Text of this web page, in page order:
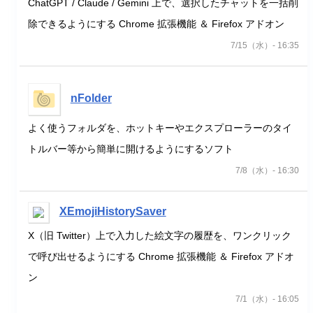
ChatGPT / Claude / Gemini 上で、選択したチャットを一括削
除できるようにする Chrome 拡張機能 ＆ Firefox アドオン
7/15（水）- 16:35
nFolder
よく使うフォルダを、ホットキーやエクスプローラーのタイ
トルバー等から簡単に開けるようにするソフト
7/8（水）- 16:30
XEmojiHistorySaver
X（旧 Twitter）上で入力した絵文字の履歴を、ワンクリック
で呼び出せるようにする Chrome 拡張機能 ＆ Firefox アドオ
ン
7/1（水）- 16:05